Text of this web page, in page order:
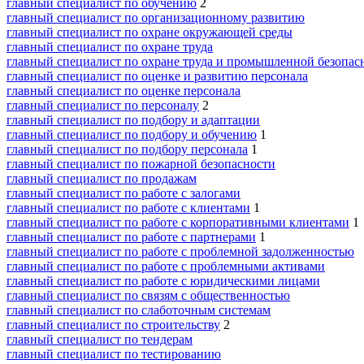
главный специалист по организационному развитию
главный специалист по охране окружающей среды
главный специалист по охране труда
главный специалист по охране труда и промышленной
главный специалист по оценке и развитию персонала
главный специалист по оценке персонала
главный специалист по персоналу 2
главный специалист по подбору и адаптации
главный специалист по подбору и обучению 1
главный специалист по подбору персонала 1
главный специалист по пожарной безопасности
главный специалист по продажам
главный специалист по работе с залогами
главный специалист по работе с клиентами 1
главный специалист по работе с корпоративными клиентами 1
главный специалист по работе с партнерами 1
главный специалист по работе с проблемной задолженностью
главный специалист по работе с проблемными активами
главный специалист по работе с юридическими лицами
главный специалист по связям с общественностью
главный специалист по слаботочным системам
главный специалист по строительству 2
главный специалист по тендерам
главный специалист по тестированию